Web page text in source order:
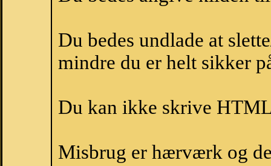
Du bedes undlade at
mindre du er helt sikker
Du kan ikke skrive
Misbrug er hærværk og